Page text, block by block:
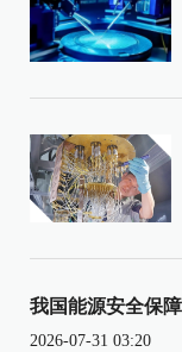
我国能源安全保
2026-07-31 03:20